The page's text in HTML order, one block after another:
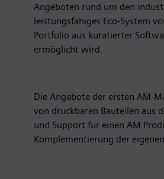
Angeboten rund um den
leistungsfähiges Eco-System
Portfolio aus kuratierter
ermöglicht wird.
Die Angebote der ersten AM-
von druckbaren Bauteilen aus
und Support für einen AM
Komplementierung der